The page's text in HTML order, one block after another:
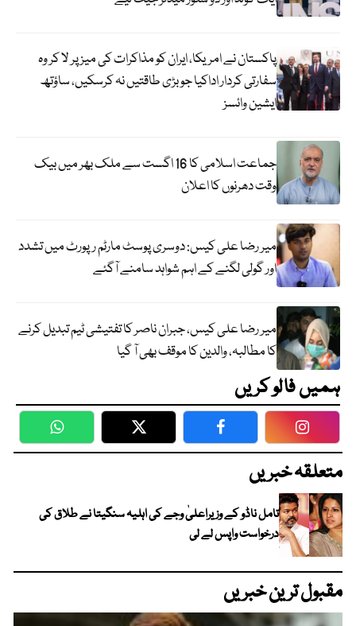
پاکستان نے امریکا، ایران کو مذاکرات کی میز پر لا کر وہ
سفارتی کردار اداکیا جو بڑی طاقتیں نہ کرسکیں، ساؤتھ
ایشین وائسز
جماعت اسلامی کا 16 اگست سے ملک بھر میں بیک
وقت دھرنوں کا اعلان
میر رضا علی کیس: دوسری پوسٹ مارٹم رپورٹ میں تشدد
اور گولی لگنے کے اہم شواہد سامنے آگئے
میر رضا علی کیس، جبران ناصر کا تفتیشی ٹیم تبدیل کرنے
کا مطالبہ، والدین کا موقف بھی آ گیا
ہمیں فالو کریں
WhatsApp Twitter Facebook
متعلقہ خبریں
تامل ناڈو کے وزیراعلیٰ وجے کی اہلیہ سنگیتا نے طلاق کی
درخواست واپس لے لی
مقبول ترین خبریں